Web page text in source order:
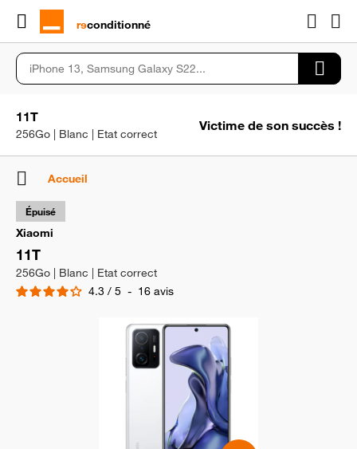
rɘconditionné
11T
256Go | Blanc | Etat correct
Victime de son succès !
Accueil
Xiaomi
11T
256Go | Blanc | Etat correct
4.3 / 5 - 16 avis
Épuisé